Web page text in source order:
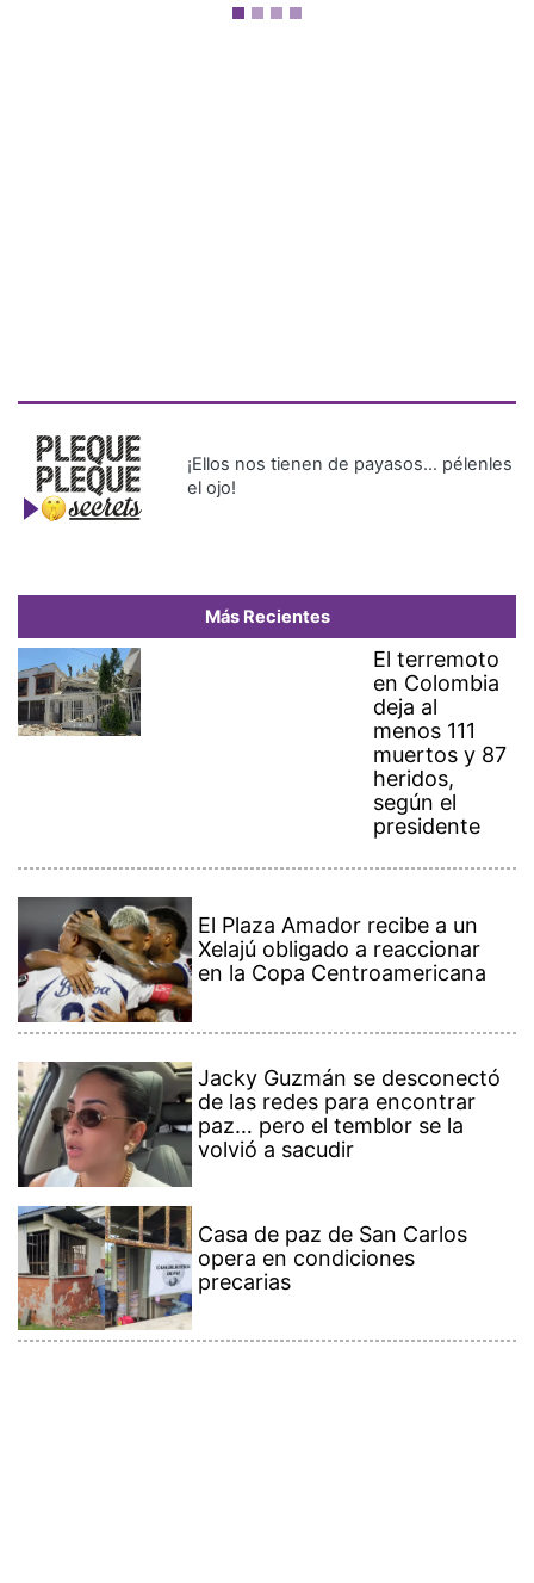
¡Ellos nos tienen de payasos… pélenles
el ojo!
Más Recientes
El terremoto
en Colombia
deja al
menos 111
muertos y 87
heridos,
según el
presidente
El Plaza Amador recibe a un
Xelajú obligado a reaccionar
en la Copa Centroamericana
Jacky Guzmán se desconectó
de las redes para encontrar
paz… pero el temblor se la
volvió a sacudir
Casa de paz de San Carlos
opera en condiciones
precarias